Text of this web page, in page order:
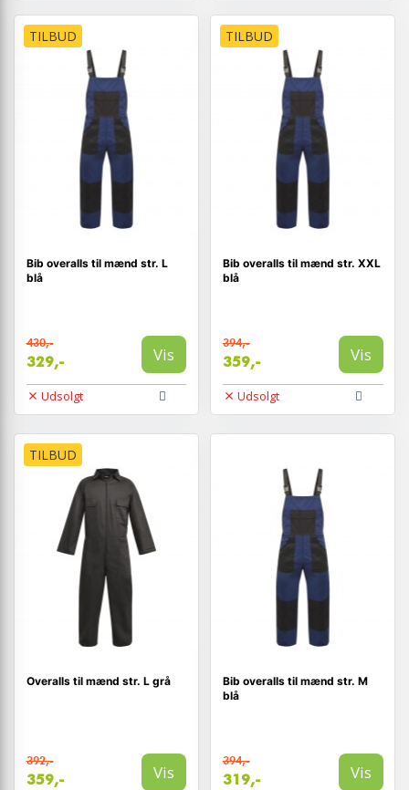
TILBUD
Bib overalls til mænd str. L
blå
430,-
329,- Vis
Udsolgt
TILBUD
Bib overalls til mænd str. XXL
blå
394,-
359,- Vis
Udsolgt
TILBUD
Overalls til mænd str. L grå
392,-
359,- Vis
Bib overalls til mænd str. M
blå
394,-
319,- Vis